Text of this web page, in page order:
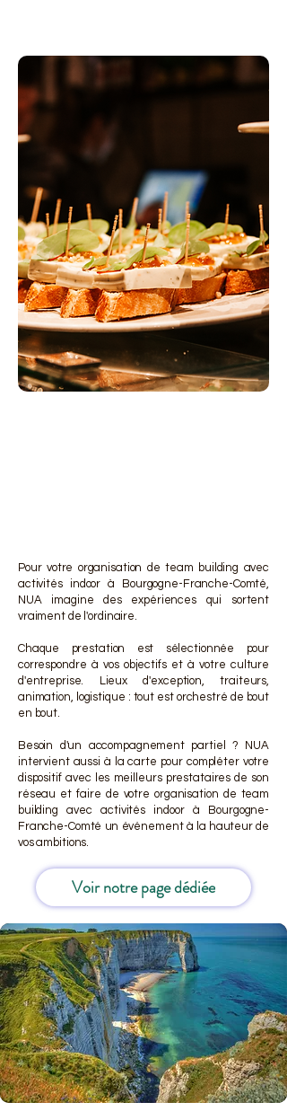
Pour votre organisation de team building avec
activités indoor à Bourgogne-Franche-Comté,
NUA imagine des expériences qui sortent
vraiment de l'ordinaire.
Chaque prestation est sélectionnée pour
correspondre à vos objectifs et à votre culture
d'entreprise. Lieux d'exception, traiteurs,
animation, logistique : tout est orchestré de bout
en bout.
Besoin d'un accompagnement partiel ? NUA
intervient aussi à la carte pour compléter votre
dispositif avec les meilleurs prestataires de son
réseau et faire de votre organisation de team
building avec activités indoor à Bourgogne-
Franche-Comté un événement à la hauteur de
vos ambitions.
Voir notre page dédiée